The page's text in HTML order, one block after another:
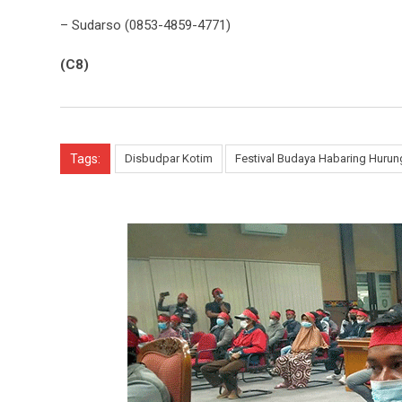
– Sudarso (0853-4859-4771)
(C8)
Tags: Disbudpar Kotim Festival Budaya Habaring